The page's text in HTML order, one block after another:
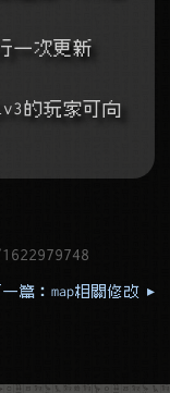
一次更新
篇：map相關修改 ▸